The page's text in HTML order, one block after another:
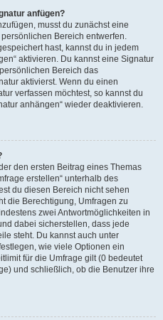
anfügen?
musst du zunächst eine
Bereich entwerfen.
hast, kannst du in jedem
aktivieren. Du kannst eine Signatur
Bereich das
aktivierst. Wenn du einen
verfassen möchtest, so kannst du
anhängen“ wieder deaktivieren.
den ersten Beitrag eines Themas
erstellen“ unterhalb des
du diesen Bereich nicht sehen
die Berechtigung, Umfragen zu
zwei Antwortmöglichkeiten in
dabei sicherstellen, dass jede
steht. Du kannst auch unter
wie viele Optionen ein
für die Umfrage gilt (0 bedeutet
und schließlich, ob die Benutzer ihre